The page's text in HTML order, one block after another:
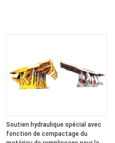
Soutien hydraulique spécial avec
fonction de compactage du